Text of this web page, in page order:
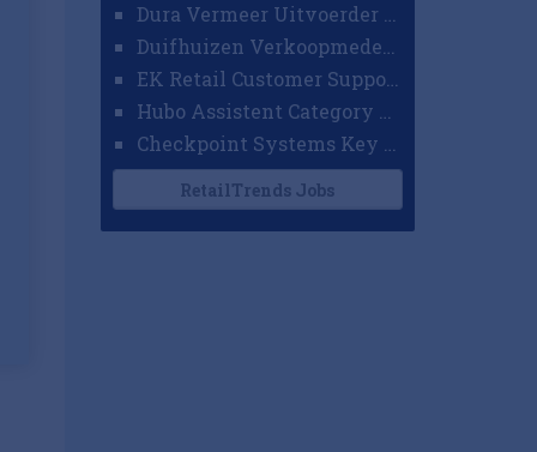
EK Retail Customer Support Omnichannel
RetailTrends Jobs